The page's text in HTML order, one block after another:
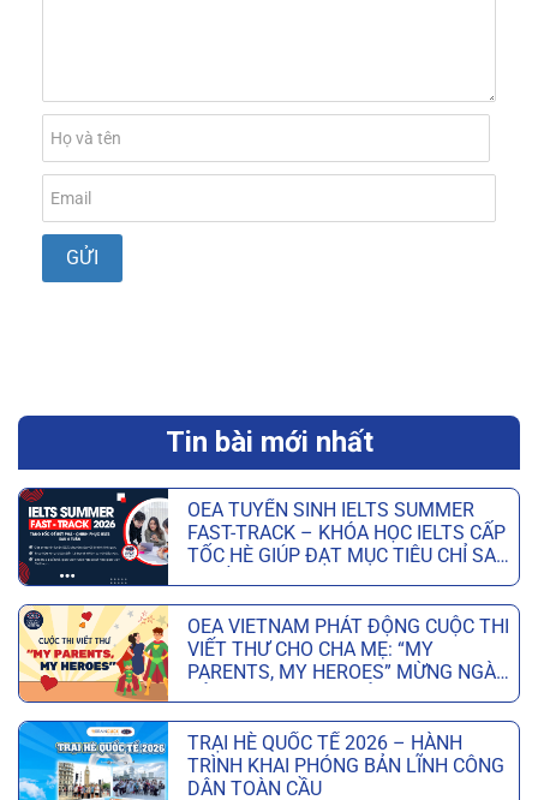
Tin bài mới nhất
OEA TUYỂN SINH IELTS SUMMER
FAST-TRACK – KHÓA HỌC IELTS CẤP
TỐC HÈ GIÚP ĐẠT MỤC TIÊU CHỈ SAU
OEA VIETNAM PHÁT ĐỘNG CUỘC THI
VIẾT THƯ CHO CHA MẸ: “MY
PARENTS, MY HEROES” MỪNG NGÀY
TRẠI HÈ QUỐC TẾ 2026 – HÀNH
TRÌNH KHAI PHÓNG BẢN LĨNH CÔNG
DÂN TOÀN CẦU